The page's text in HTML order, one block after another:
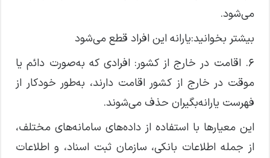
می‌شود.
بیشتر بخوانید:یارانه این افراد قطع می‌شود
۶. اقامت در خارج از کشور: افرادی که به‌صورت دائم یا
موقت در خارج از کشور اقامت دارند، به‌طور خودکار از
فهرست یارانه‌بگیران حذف می‌شوند.
این معیار‌ها با استفاده از داده‌های سامانه‌های مختلف،
از جمله اطلاعات بانکی، سازمان ثبت اسناد، و اطلاعات